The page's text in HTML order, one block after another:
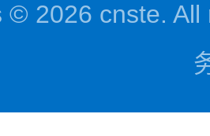
© 2026 cnste. All